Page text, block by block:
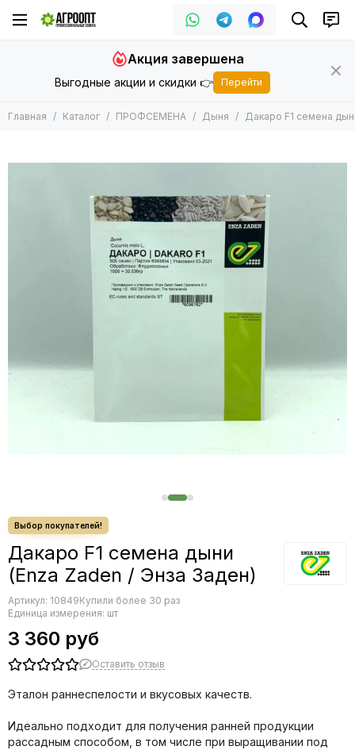
ПРОФСЕМЕНА
Горох
Дыня
Редис
Земляника
Микрозелень - семена для проращивания
Фасоль
Фенхель
Выгодные акции и скидки 👉
Акция завершена
Перейти
Главная Каталог ПРОФСЕМЕНА Дыня Дакаро F1 семена
Дакаро F1 семена дыни
(Enza Zaden / Энза Заден)
Артикул: 10849Купили более 30 раз
Единица измерения: шт
3 360 руб
Оставить отзыв
Эталон раннеспелости и вкусовых качеств.
Идеально подходит для получения ранней продукции
рассадным способом, в том числе при выращивании под